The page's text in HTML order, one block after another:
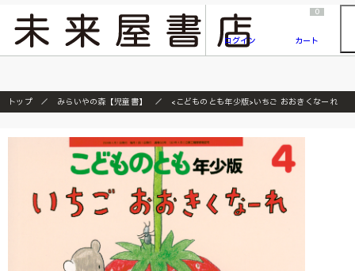
『ONE PIECE magazine 021 ONE PIECEカード付き同梱版』発売延期のご案内
ログイン
0
カート
トップ みらいやの森【児童書】 <こどものとも年少版>いちご おおきくなーれ